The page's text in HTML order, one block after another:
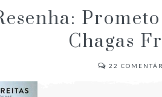
Chagas
22